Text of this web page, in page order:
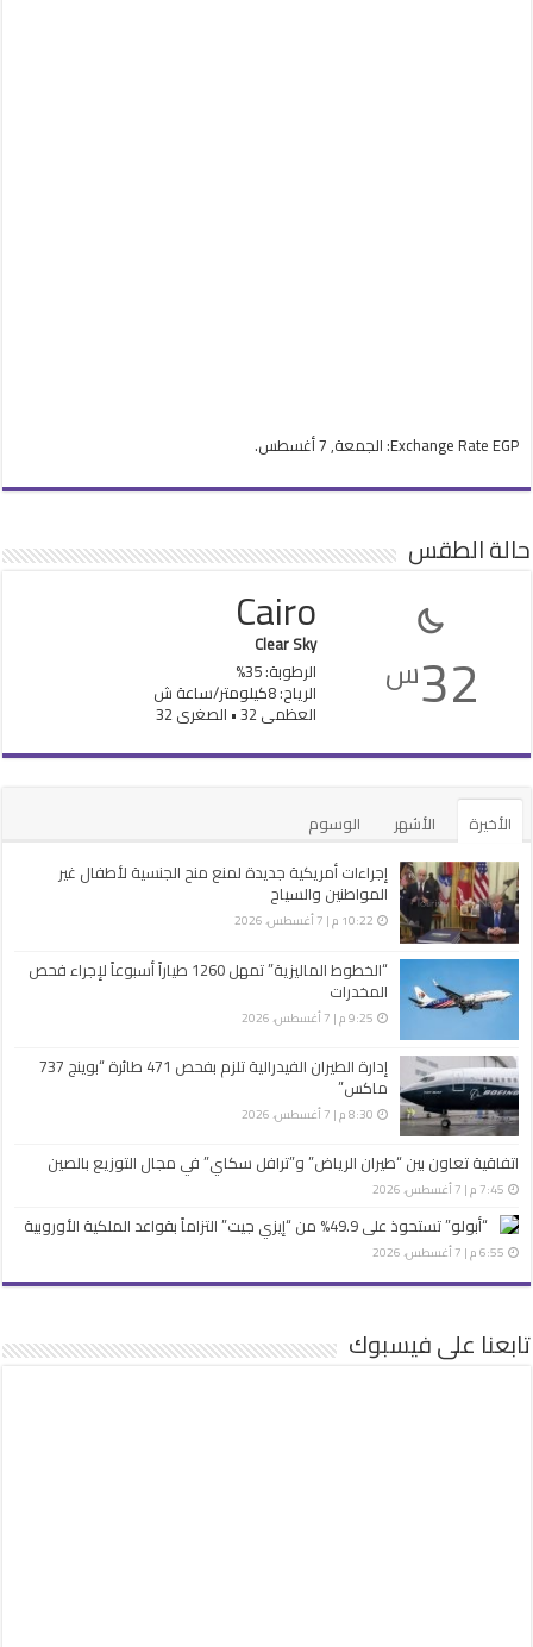
Exchange Rate EGP : الجمعة, 7 أغسطس.
حالة الطقس
32س
Cairo
Clear Sky
الرطوبة: 35%
الرياح: 8كيلومتر/ساعة ش
العظمى 32 • الصغرى 32
الأخيرة الأشهر
الوسوم
إجراءات أمريكية جديدة لمنع منح الجنسية لأطفال غير
المواطنين والسياح
10:22 م | 7 أغسطس، 2026
“الخطوط الماليزية” تمهل 1260 طياراً أسبوعاً لإجراء فحص
المخدرات
9:25 م | 7 أغسطس، 2026
إدارة الطيران الفيدرالية تلزم بفحص 471 طائرة “بوينج 737
ماكس”
8:30 م | 7 أغسطس، 2026
اتفاقية تعاون بين “طيران الرياض” و”ترافل سكاي” في مجال التوزيع بالصين
7:45 م | 7 أغسطس، 2026
“أبولو” تستحوذ على 49.9% من “إيزي جيت” التزاماً بقواعد الملكية الأوروبية
6:55 م | 7 أغسطس، 2026
تابعنا على فيسبوك